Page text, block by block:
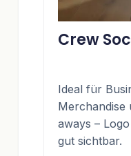
Crew
Ideal für
Merchandise
aways –
gut sichtbar.